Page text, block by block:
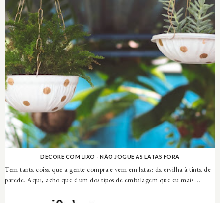
DECORE COM LIXO - NÃO JOGUE AS LATAS FORA
Tem tanta coisa que a gente compra e vem em latas: da ervilha à tinta de
parede. Aqui, acho que é um dos tipos de embalagem que eu mais ...